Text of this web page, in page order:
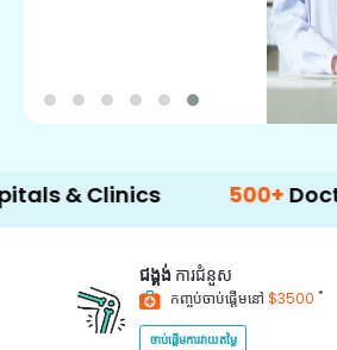
Clinics Doctors
ជង្គង់ ការជំនួស
កញ្ចប់ចាប់ផ្តើមនៅ $3500 *
ចាប់ផ្តើមការវាយតម្លៃ